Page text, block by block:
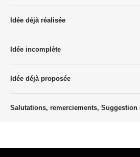
Idée déjà réalisée
Idée incomplète
Idée déjà proposée
Salutations, remerciements, Suggestion